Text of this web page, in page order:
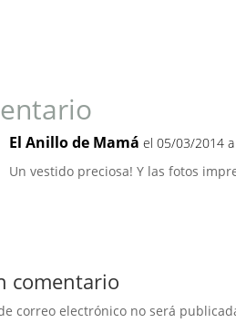
El Anillo de Mamá el 05/03/2014 a
Un vestido preciosa! Y las fotos
comentario
correo electrónico no será